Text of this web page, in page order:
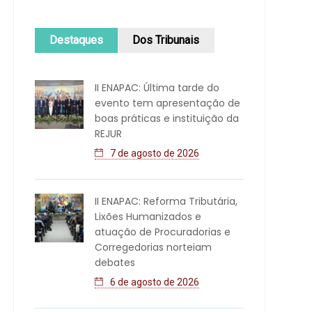
Destaques Dos Tribunais
II ENAPAC: Última tarde do
evento tem apresentação de
boas práticas e instituição da
REJUR
7 de agosto de 2026
II ENAPAC: Reforma Tributária,
Lixões Humanizados e
atuação de Procuradorias e
Corregedorias norteiam
debates
6 de agosto de 2026